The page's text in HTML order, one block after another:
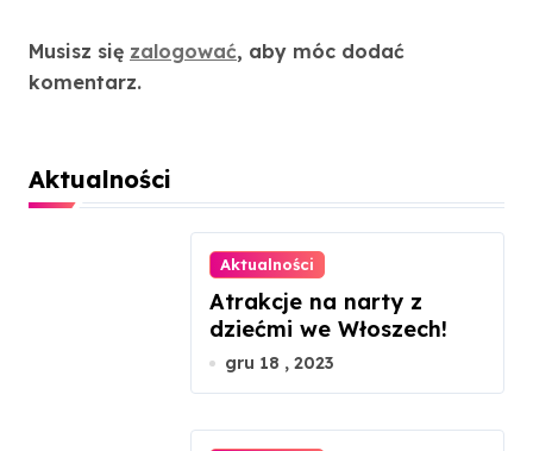
Musisz się zalogować, aby móc dodać
komentarz.
Aktualności
Aktualności
Atrakcje na narty z
dziećmi we Włoszech!
gru 18 , 2023